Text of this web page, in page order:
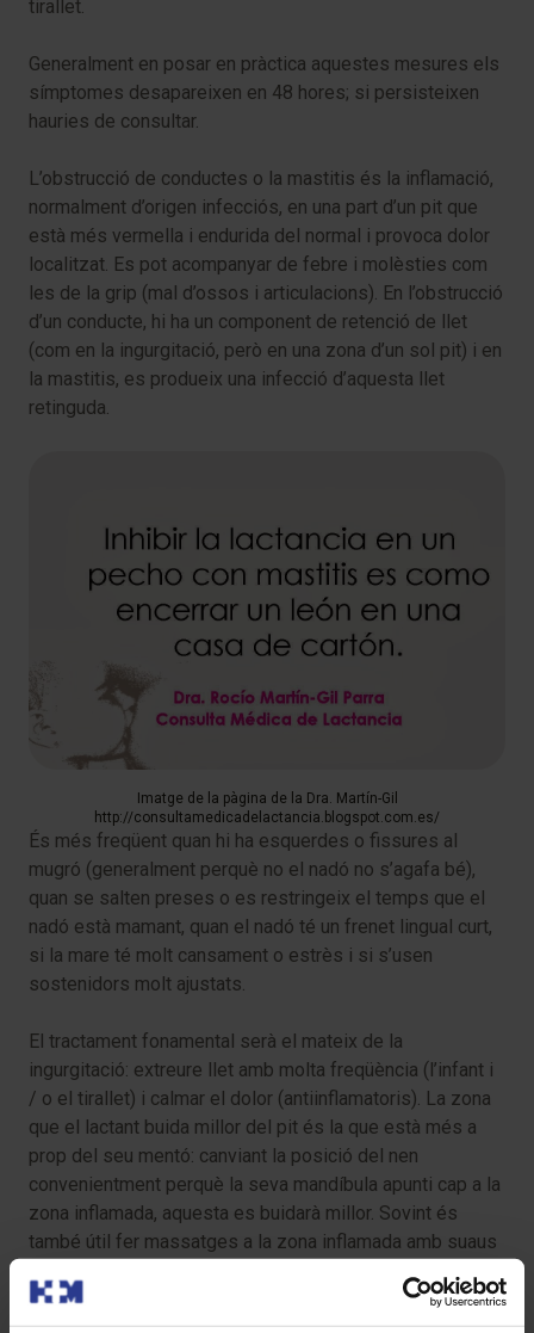
tirallet.
Generalment en posar en pràctica aquestes mesures els
símptomes desapareixen en 48 hores; si persisteixen
hauries de consultar.
L’obstrucció de conductes o la mastitis és la inflamació,
normalment d’origen infecciós, en una part d’un pit que
està més vermella i endurida del normal i provoca dolor
localitzat. Es pot acompanyar de febre i molèsties com
les de la grip (mal d’ossos i articulacions). En l’obstrucció
d’un conducte, hi ha un component de retenció de llet
(com en la ingurgitació, però en una zona d’un sol pit) i en
la mastitis, es produeix una infecció d’aquesta llet
retinguda.
Imatge de la pàgina de la Dra. Martín-Gil
http://consultamedicadelactancia.blogspot.com.es/
És més freqüent quan hi ha esquerdes o fissures al
mugró (generalment perquè no el nadó no s’agafa bé),
quan se salten preses o es restringeix el temps que el
nadó està mamant, quan el nadó té un frenet lingual curt,
si la mare té molt cansament o estrès i si s’usen
sostenidors molt ajustats.
El tractament fonamental serà el mateix de la
ingurgitació: extreure llet amb molta freqüència (l’infant i
/ o el tirallet) i calmar el dolor (antiinflamatoris). La zona
que el lactant buida millor del pit és la que està més a
prop del seu mentó: canviant la posició del nen
convenientment perquè la seva mandíbula apunti cap a la
zona inflamada, aquesta es buidarà millor. Sovint és
també útil fer massatges a la zona inflamada amb suaus
Pot fer-se sota la dutxa o en un bany d’aigua calenta. De
vegades s’observa la sortida d’un petit tap mucós. És